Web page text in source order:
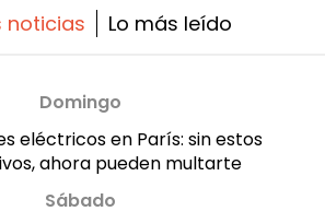
noticias Lo más leído
Domingo
eléctricos en París: sin estos
ahora pueden multarte
Sábado